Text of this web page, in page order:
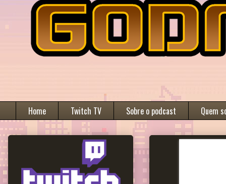
Home Twitch TV Sobre o podcast Quem